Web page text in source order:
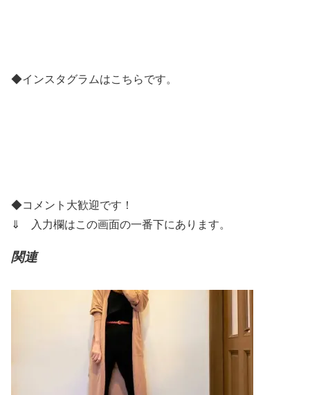
◆インスタグラムはこちらです。
◆コメント大歓迎です！
⇓
入力欄はこの画面の一番下にあります。
関連